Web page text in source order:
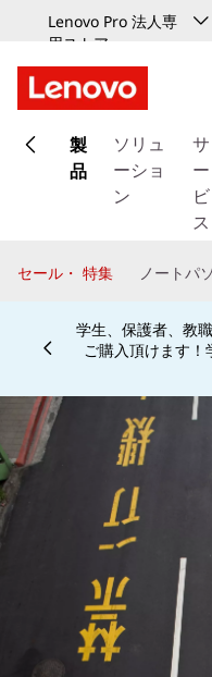
Lenovo Pro 法人専
用ストア
イ
ン
ッ
プ
す
る
製
品
ソリュ
ーショ
ン
サ
ー
ビ
ス
セール・ 特集 ノートパ
学生、保護者、教
ご購入頂けます